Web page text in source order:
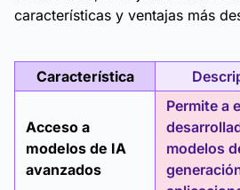
características y ventajas más
Característica
Acceso a
modelos de IA
avanzados
Permite a
modelos